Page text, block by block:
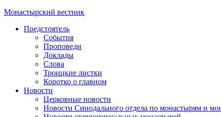
Монастырский вестник
Предстоятель
События
Проповеди
Доклады
Слова
Троицкие листки
Коротко о главном
Новости
Церковные новости
Новости Синодального отдела по монастырям и